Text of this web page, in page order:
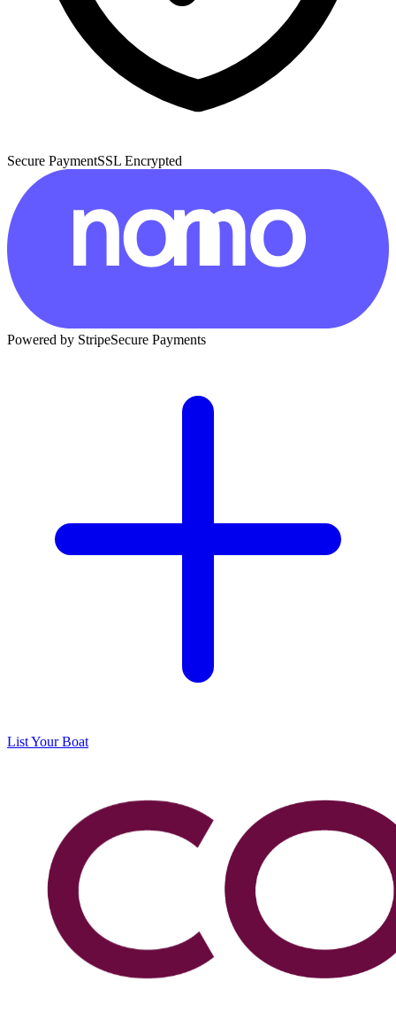
Secure PaymentSSL Encrypted
Powered by StripeSecure Payments
List Your Boat